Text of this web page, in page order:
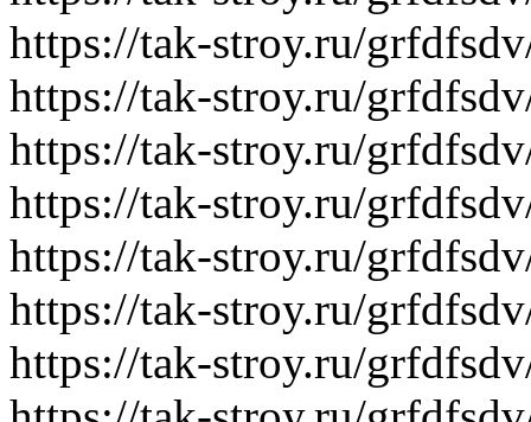
https://tak-stroy.ru/
https://tak-stroy.ru/
https://tak-stroy.ru/
https://tak-stroy.ru/
https://tak-stroy.ru/
https://tak-stroy.ru/
https://tak-stroy.ru/